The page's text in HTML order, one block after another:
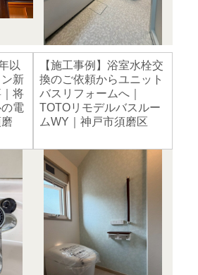
以
ン新
将
電
【施工事例】浴室水栓交
換のご依頼からユニット
バスリフォームへ｜
TOTOリモデルバスルー
ムWY｜神戸市須磨区